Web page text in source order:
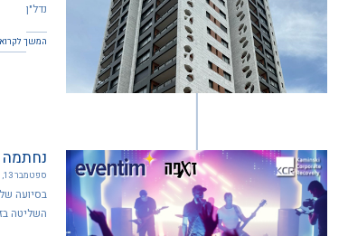
נדל"ן
המשך
ספטמבר 13, 2023
השליטה